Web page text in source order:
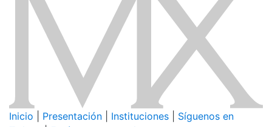
Inicio Presentación Instituciones
Síguenos en